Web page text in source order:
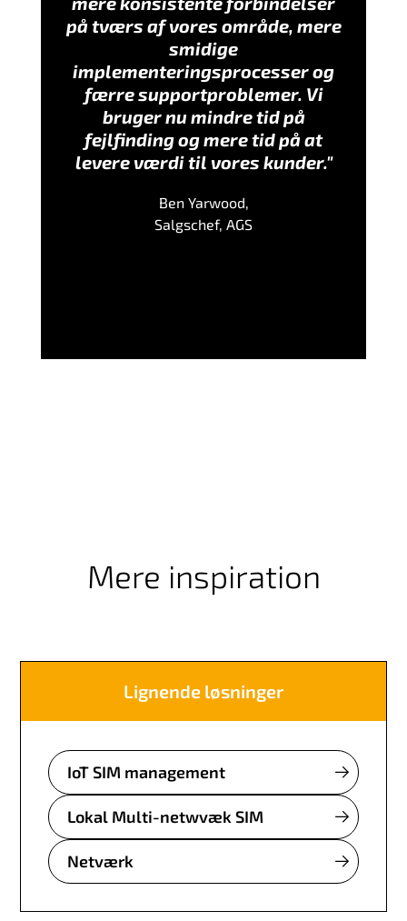
på tværs af vores område, mere
smidige
implementeringsprocesser og
færre supportproblemer. Vi
bruger nu mindre tid på
fejlfinding og mere tid på at
levere værdi til vores kunder."
Ben Yarwood,
Salgschef, AGS
Mere inspiration
Lignende løsninger
IoT SIM management
Lokal Multi-netwvæk SIM
Netværk